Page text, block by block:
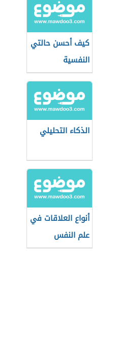
كيف أحسن حالتي
النفسية
الذكاء التحليلي
أنواع العلاقات في
علم النفس